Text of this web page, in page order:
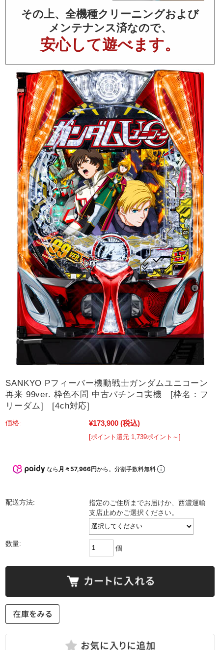
その上、全機種クリーニングおよび
メンテナンス済なので、
安心して遊べます。
SANKYO Pフィーバー機動戦士ガンダムユニコーン
再来 99ver. 枠色不問 中古パチンコ実機 [枠名：フ
リーダム] [4ch対応]
価格: ¥173,900 (税込)
[ポイント還元 1,739ポイント～]
なら 月々57,966円から。分割手数料無料
配送方法:
指定のご住所までお届けか、西濃運輸
支店止めかご選択ください。
数量:
個